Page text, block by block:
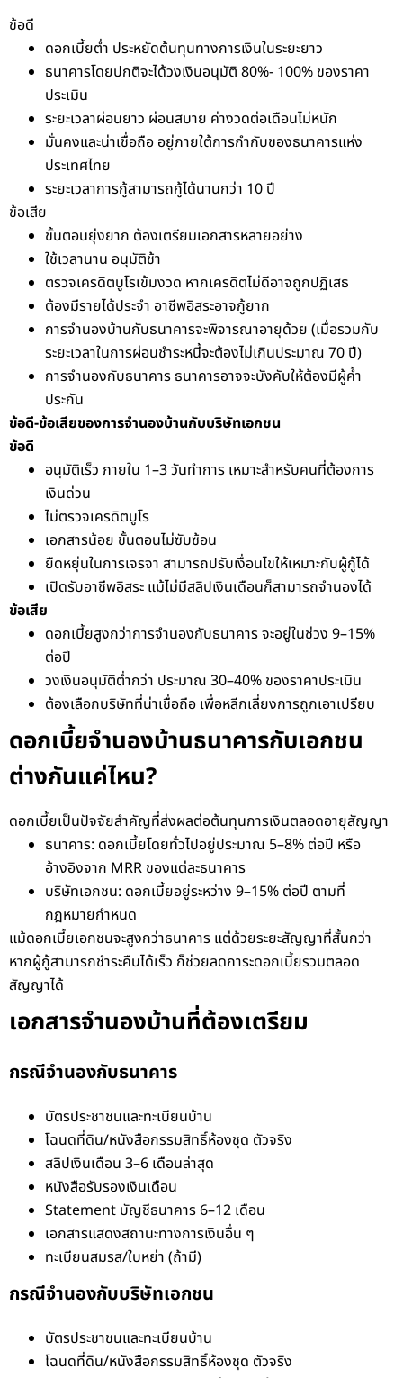
ข้อดี
ดอกเบี้ยต่ำ ประหยัดต้นทุนทางการเงินในระยะยาว
ธนาคารโดยปกติจะได้วงเงินอนุมัติ 80%- 100% ของราคา
ประเมิน
ระยะเวลาผ่อนยาว ผ่อนสบาย ค่างวดต่อเดือนไม่หนัก
มั่นคงและน่าเชื่อถือ อยู่ภายใต้การกำกับของธนาคารแห่ง
ประเทศไทย
ระยะเวลาการกู้สามารถกู้ได้นานกว่า 10 ปี
ข้อเสีย
ขั้นตอนยุ่งยาก ต้องเตรียมเอกสารหลายอย่าง
ใช้เวลานาน อนุมัติช้า
ตรวจเครดิตบูโรเข้มงวด หากเครดิตไม่ดีอาจถูกปฏิเสธ
ต้องมีรายได้ประจำ อาชีพอิสระอาจกู้ยาก
การจำนองบ้านกับธนาคารจะพิจารณาอายุด้วย (เมื่อรวมกับ
ระยะเวลาในการผ่อนชำระหนี้จะต้องไม่เกินประมาณ 70 ปี)
การจำนองกับธนาคาร ธนาคารอาจจะบังคับให้ต้องมีผู้ค้ำ
ประกัน
ข้อดี-ข้อเสียของการจำนองบ้านกับบริษัทเอกชน
ข้อดี
อนุมัติเร็ว ภายใน 1–3 วันทำการ เหมาะสำหรับคนที่ต้องการ
เงินด่วน
ไม่ตรวจเครดิตบูโร
เอกสารน้อย ขั้นตอนไม่ซับซ้อน
ยืดหยุ่นในการเจรจา สามารถปรับเงื่อนไขให้เหมาะกับผู้กู้ได้
เปิดรับอาชีพอิสระ แม้ไม่มีสลิปเงินเดือนก็สามารถจำนองได้
ข้อเสีย
ดอกเบี้ยสูงกว่าการจำนองกับธนาคาร จะอยู่ในช่วง 9–15%
ต่อปี
วงเงินอนุมัติต่ำกว่า ประมาณ 30–40% ของราคาประเมิน
ต้องเลือกบริษัทที่น่าเชื่อถือ เพื่อหลีกเลี่ยงการถูกเอาเปรียบ
ดอกเบี้ยจำนองบ้านธนาคารกับเอกชน
ต่างกันแค่ไหน?
ดอกเบี้ยเป็นปัจจัยสำคัญที่ส่งผลต่อต้นทุนการเงินตลอดอายุสัญญา
ธนาคาร: ดอกเบี้ยโดยทั่วไปอยู่ประมาณ 5–8% ต่อปี หรือ
อ้างอิงจาก MRR ของแต่ละธนาคาร
บริษัทเอกชน: ดอกเบี้ยอยู่ระหว่าง 9–15% ต่อปี ตามที่
กฎหมายกำหนด
แม้ดอกเบี้ยเอกชนจะสูงกว่าธนาคาร แต่ด้วยระยะสัญญาที่สั้นกว่า
หากผู้กู้สามารถชำระคืนได้เร็ว ก็ช่วยลดภาระดอกเบี้ยรวมตลอด
สัญญาได้
เอกสารจำนองบ้านที่ต้องเตรียม
กรณีจำนองกับธนาคาร
บัตรประชาชนและทะเบียนบ้าน
โฉนดที่ดิน/หนังสือกรรมสิทธิ์ห้องชุด ตัวจริง
สลิปเงินเดือน 3–6 เดือนล่าสุด
หนังสือรับรองเงินเดือน
Statement บัญชีธนาคาร 6–12 เดือน
เอกสารแสดงสถานะทางการเงินอื่น ๆ
ทะเบียนสมรส/ใบหย่า (ถ้ามี)
กรณีจำนองกับบริษัทเอกชน
บัตรประชาชนและทะเบียนบ้าน
โฉนดที่ดิน/หนังสือกรรมสิทธิ์ห้องชุด ตัวจริง